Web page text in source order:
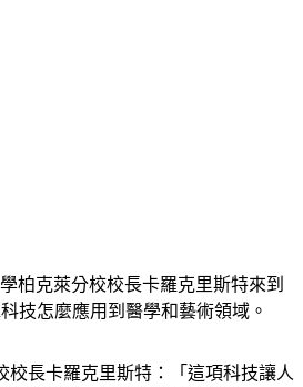
柏克萊分校校長卡羅克里斯特來到
技怎麼應用到醫學和藝術領域。
校長卡羅克里斯特：「這項科技讓人